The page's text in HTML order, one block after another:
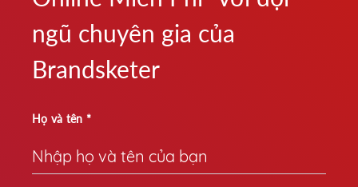
ngũ chuyên gia của
Brandsketer
Họ và tên *